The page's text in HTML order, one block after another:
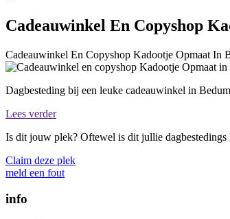
Cadeauwinkel En Copyshop
Cadeauwinkel En Copyshop Kadootje Opmaat In
Dagbesteding bij een leuke cadeauwinkel in
Lees verder
Is dit jouw plek? Oftewel is dit jullie dagbestedings
Claim deze plek
meld een fout
info